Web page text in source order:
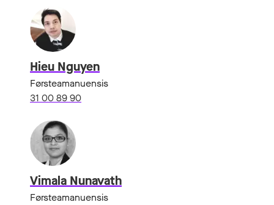
Hieu Nguyen
Førsteamanuensis
31 00 89 90
Vimala Nunavath
Førsteamanuensis